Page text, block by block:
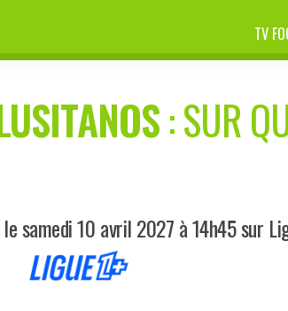
TV
: SUR
samedi 10 avril 2027 à 14h45 sur